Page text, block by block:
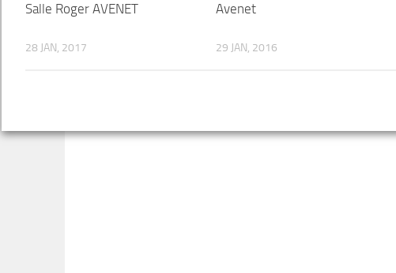
Salle Roger AVENET
28 JAN, 2017
Avenet
29 JAN, 2016